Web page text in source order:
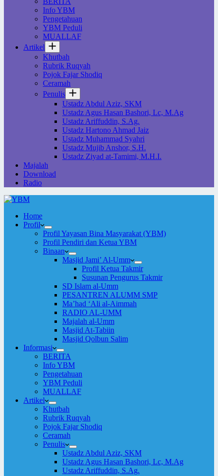
Info YBM
Pengetahuan
YBM Peduli
MUALLAF
Artikel
Khutbah
Rubrik Ruqyah
Pojok Fajar Shodiq
Ceramah
Penulis
Ustadz Abdul Aziz, SKM
Ustadz Agus Hasan Bashori, Lc, M.Ag
Ustadz Ariffuddin, S.Ag.
Ustadz Hartono Ahmad Jaiz
Ustadz Muhammad Syahri
Ustadz Mujib Anshor, S.H.
Ustadz Ziyad at-Tamimi, M.H.I.
Majalah
Download
Radio
Home
Profil
Profil Yayasan Bina Masyarakat (YBM)
Profil Pendiri dan Ketua YBM
Binaan
Masjid Jami’ Al-Umm
Profil Ketua Takmir
Susunan Pengurus Takmir
SD Islam al-Umm
PESANTREN ALUMM SMP
Ma’had ‘Ali al-Aimmah
RADIO AL-UMM
Majalah al-Umm
Masjid At-Tabiin
Masjid Qolbun Salim
Informasi
BERITA
Info YBM
Pengetahuan
YBM Peduli
MUALLAF
Artikel
Khutbah
Rubrik Ruqyah
Pojok Fajar Shodiq
Ceramah
Penulis
Ustadz Abdul Aziz, SKM
Ustadz Agus Hasan Bashori, Lc, M.Ag
Ustadz Ariffuddin, S.Ag.